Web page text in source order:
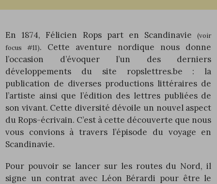
En 1874, Félicien Rops part en Scandinavie(voir
focus#11). Cette aventure nordique nous donne
l’occasion d’évoquer l’un des derniers
développements du site ropslettres.be : la
publication de diverses productions littéraires de
l’artiste ainsi que l’édition des lettres publiées de
son vivant. Cette diversité dévoile un nouvel aspect
du Rops-écrivain. C’est à cette découverte que nous
vous convions à travers l’épisode du voyage en
Scandinavie.
Pour pouvoir se lancer sur les routes du Nord, il
signe un contrat avec Léon Bérardi pour être le